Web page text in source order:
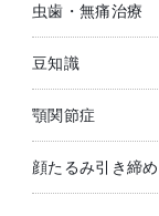
虫歯・無痛治療
豆知識
顎関節症
顔たるみ引き締